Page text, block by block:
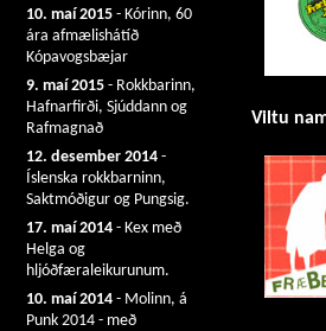
10. maí 2015 - Kórinn, 60
ára afmælishátíð
Kópavogsbæjar
9. maí 2015 - Rokkbarinn,
Hafnarfirði, Sjúddann og
Rafmagnað
12. desember 2014 -
Íslenska rokkbarninn,
Saktmóðigur og Pungsig.
17. maí 2014 - Kex með
Helga og
hljóðfæraleikurunum.
10. maí 2014 - Molinn, á
Punk 2014 - með
Viltu